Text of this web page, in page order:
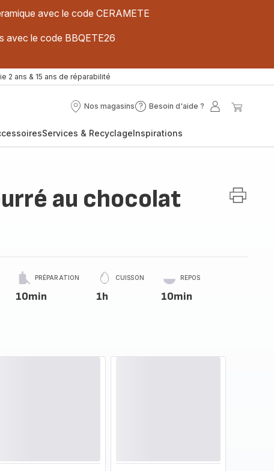
avec le code CERAMETE
avec le code BBQETE26
2 ans & 15 ans de réparabilité
Nos magasins
Nos
Besoin d'aide ?
Besoin
?
Mon
Services & RecyclageInspirations
au chocolat
PRÉPARATION
10min
CUISSON
1h
REPOS
10min